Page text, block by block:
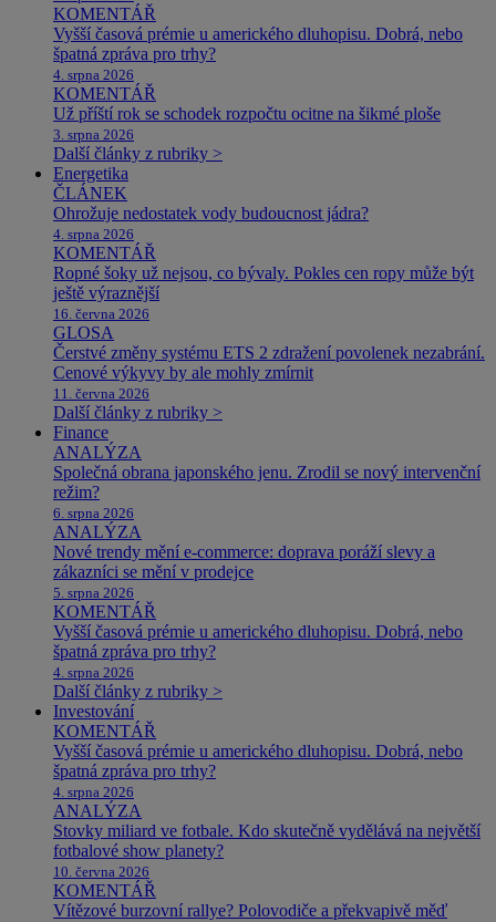
KOMENTÁŘ
Vyšší časová prémie u amerického dluhopisu. Dobrá, nebo
špatná zpráva pro trhy?
4. srpna 2026
KOMENTÁŘ
Už příští rok se schodek rozpočtu ocitne na šikmé ploše
3. srpna 2026
Další články z rubriky >
Energetika
ČLÁNEK
Ohrožuje nedostatek vody budoucnost jádra?
4. srpna 2026
KOMENTÁŘ
Ropné šoky už nejsou, co bývaly. Pokles cen ropy může být
ještě výraznější
16. června 2026
GLOSA
Čerstvé změny systému ETS 2 zdražení povolenek nezabrání.
Cenové výkyvy by ale mohly zmírnit
11. června 2026
Další články z rubriky >
Finance
ANALÝZA
Společná obrana japonského jenu. Zrodil se nový intervenční
režim?
6. srpna 2026
ANALÝZA
Nové trendy mění e-commerce: doprava poráží slevy a
zákazníci se mění v prodejce
5. srpna 2026
KOMENTÁŘ
Vyšší časová prémie u amerického dluhopisu. Dobrá, nebo
špatná zpráva pro trhy?
4. srpna 2026
Další články z rubriky >
Investování
KOMENTÁŘ
Vyšší časová prémie u amerického dluhopisu. Dobrá, nebo
špatná zpráva pro trhy?
4. srpna 2026
ANALÝZA
Stovky miliard ve fotbale. Kdo skutečně vydělává na největší
fotbalové show planety?
10. června 2026
KOMENTÁŘ
Vítězové burzovní rallye? Polovodiče a překvapivě měď